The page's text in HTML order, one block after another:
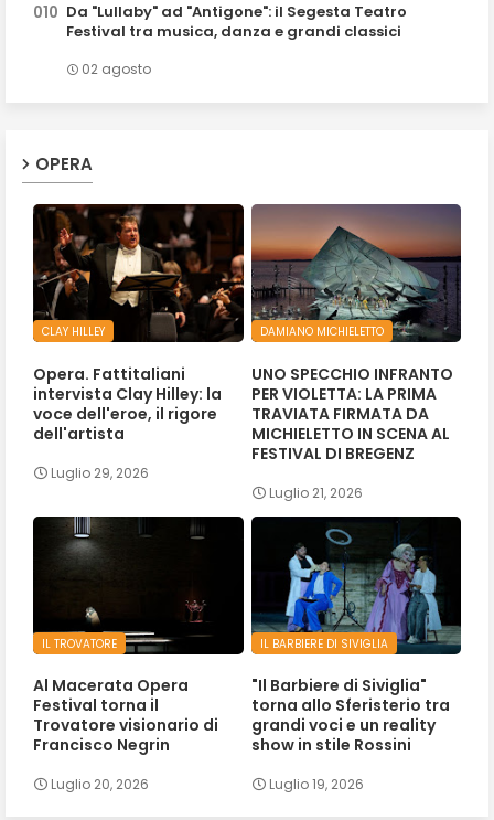
Da "Lullaby" ad "Antigone": il Segesta Teatro
Festival tra musica, danza e grandi classici
02 agosto
OPERA
CLAY HILLEY
Opera. Fattitaliani
intervista Clay Hilley: la
voce dell'eroe, il rigore
dell'artista
Luglio 29, 2026
DAMIANO MICHIELETTO
UNO SPECCHIO INFRANTO
PER VIOLETTA: LA PRIMA
TRAVIATA FIRMATA DA
MICHIELETTO IN SCENA AL
FESTIVAL DI BREGENZ
Luglio 21, 2026
IL TROVATORE
Al Macerata Opera
Festival torna il
Trovatore visionario di
Francisco Negrin
Luglio 20, 2026
IL BARBIERE DI SIVIGLIA
"Il Barbiere di Siviglia"
torna allo Sferisterio tra
grandi voci e un reality
show in stile Rossini
Luglio 19, 2026